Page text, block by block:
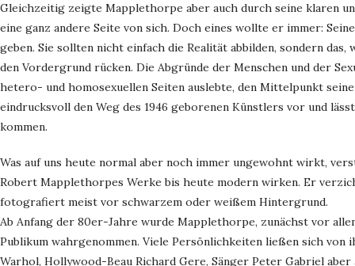
Gleichzeitig zeigte Mapplethorpe aber auch durch seine klaren
eine ganz andere Seite von sich. Doch eines wollte er immer:
geben. Sie sollten nicht einfach die Realität abbilden, sondern
den Vordergrund rücken. Die Abgründe der Menschen und der
hetero- und homosexuellen Seiten auslebte, den Mittelpunkt
eindrucksvoll den Weg des 1946 geborenen Künstlers vor und
kommen.
Was auf uns heute normal aber noch immer ungewohnt wirkt,
Robert Mapplethorpes Werke bis heute modern wirken. Er
fotografiert meist vor schwarzem oder weißem Hintergrund.
Ab Anfang der 80er-Jahre wurde Mapplethorpe, zunächst vor
Publikum wahrgenommen. Viele Persönlichkeiten ließen sich
Warhol, Hollywood-Beau Richard Gere, Sänger Peter Gabriel